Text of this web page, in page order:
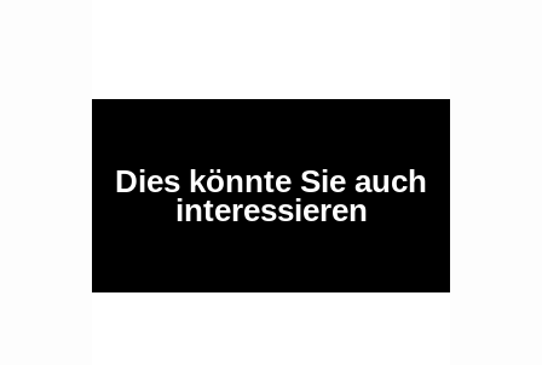
Dies könnte Sie auch
interessieren